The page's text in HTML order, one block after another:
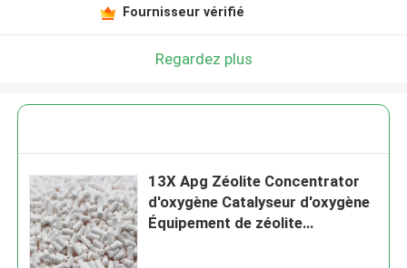
Fournisseur vérifié
Regardez plus
13X Apg Zéolite Concentrator
d'oxygène Catalyseur d'oxygène
Équipement de zéolite